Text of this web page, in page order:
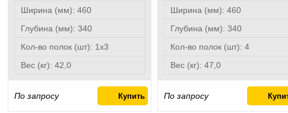
Ширина (мм): 460
Глубина (мм): 340
Кол-во полок (шт): 1x3
Вес (кг): 42,0
По запросу
Ширина (мм): 460
Глубина (мм): 340
Кол-во полок (шт): 4
Вес (кг): 47,0
По запросу